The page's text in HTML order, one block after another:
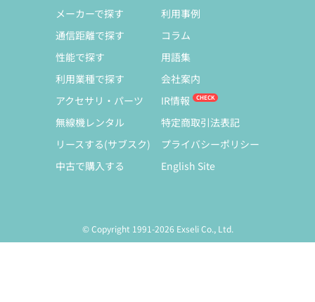
メーカーで探す
通信距離で探す
性能で探す
利用業種で探す
アクセサリ・パーツ
無線機レンタル
リースする(サブスク)
中古で購入する
利用事例
コラム
用語集
会社案内
IR情報
特定商取引法表記
プライバシーポリシー
English Site
© Copyright 1991-2026 Exseli Co., Ltd.